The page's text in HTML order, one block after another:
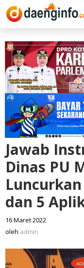
Lewati
ke
Jawab
Dinas PU
dan 5
16 Maret 2022
oleh admin